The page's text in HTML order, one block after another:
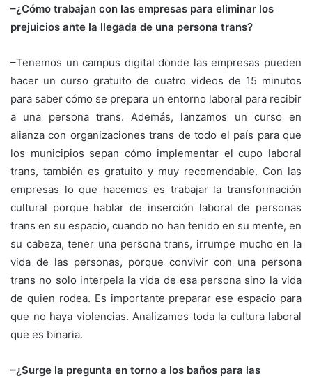
–¿Cómo trabajan con las empresas para eliminar los
prejuicios ante la llegada de una persona trans?
–Tenemos un campus digital donde las empresas pueden
hacer un curso gratuito de cuatro videos de 15 minutos
para saber cómo se prepara un entorno laboral para recibir
a una persona trans. Además, lanzamos un curso en
alianza con organizaciones trans de todo el país para que
los municipios sepan cómo implementar el cupo laboral
trans, también es gratuito y muy recomendable. Con las
empresas lo que hacemos es trabajar la transformación
cultural porque hablar de inserción laboral de personas
trans en su espacio, cuando no han tenido en su mente, en
su cabeza, tener una persona trans, irrumpe mucho en la
vida de las personas, porque convivir con una persona
trans no solo interpela la vida de esa persona sino la vida
de quien rodea. Es importante preparar ese espacio para
que no haya violencias. Analizamos toda la cultura laboral
que es binaria.
–¿Surge la pregunta en torno a los baños para las